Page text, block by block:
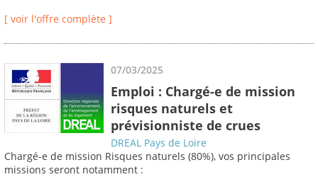
[ voir l'offre complète ]
07/03/2025
Emploi : Chargé-e de mission
risques naturels et
prévisionniste de crues
DREAL Pays de Loire
Chargé-e de mission Risques naturels (80%), vos principales
missions seront notamment :